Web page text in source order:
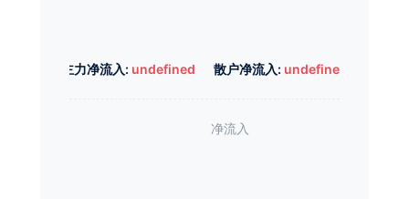
主力净流入: undefined 散户净流入: undefined